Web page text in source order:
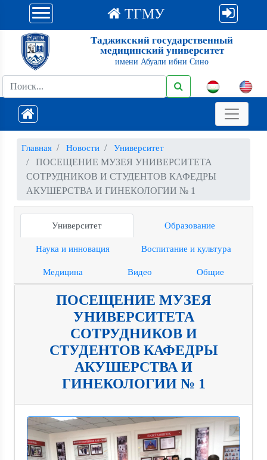
ТГМУ
Таджикский государственный
медицинский университет
имени Абуали ибни Сино
Главная Новости Университет
ПОСЕЩЕНИЕ МУЗЕЯ УНИВЕРСИТЕТА
СОТРУДНИКОВ И СТУДЕНТОВ КАФЕДРЫ
АКУШЕРСТВА И ГИНЕКОЛОГИИ № 1
Университет Образование
Наука и инновация Воспитание и культура
Медицина Видео Общие
ПОСЕЩЕНИЕ МУЗЕЯ
УНИВЕРСИТЕТА
СОТРУДНИКОВ И
СТУДЕНТОВ КАФЕДРЫ
АКУШЕРСТВА И
ГИНЕКОЛОГИИ № 1